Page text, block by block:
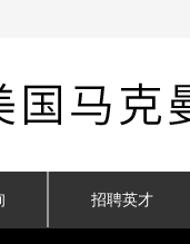
招聘英才